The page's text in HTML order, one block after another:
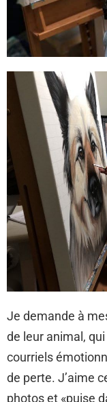
Je demande à
de leur animal,
courriels
de perte. J’aime
photos et «puise